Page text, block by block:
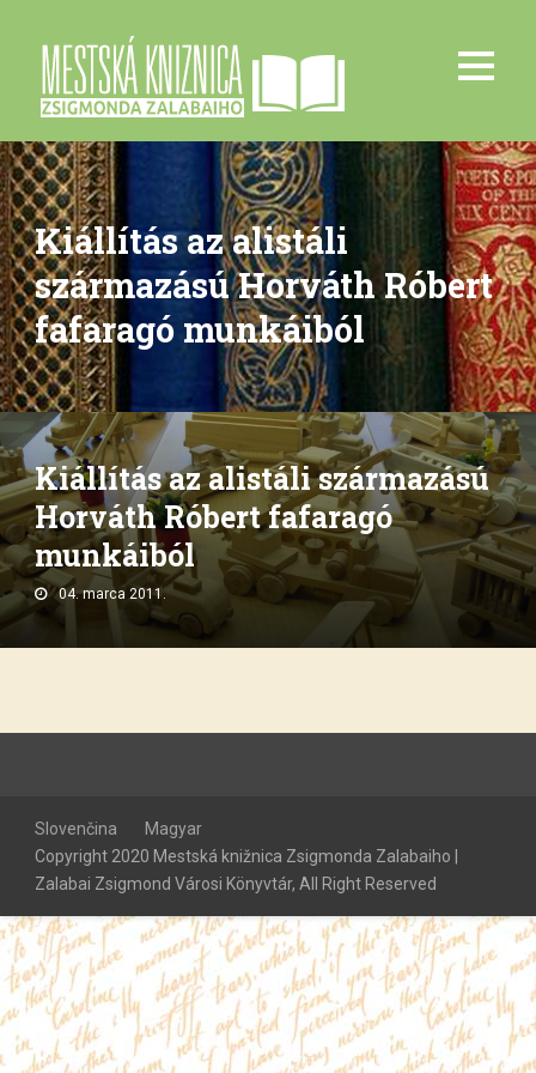
Kiállítás az alistáli
származású Horváth Róbert
fafaragó munkáiból
Kiállítás az alistáli származású
Horváth Róbert fafaragó
munkáiból
04. marca 2011.
Slovenčina
Magyar
Copyright 2020 Mestská knižnica Zsigmonda Zalabaiho |
Zalabai Zsigmond Városi Könyvtár, All Right Reserved